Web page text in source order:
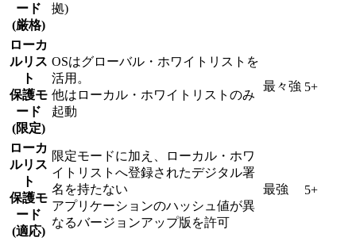
ード
(厳格)
拠)
ローカ
ルリス
ト
保護モ
ード
(限定)
OSはグローバル・ホワイトリストを
活用。
他はローカル・ホワイトリストのみ
起動
最々強 5+
ローカ
ルリス
ト
保護モ
ード
(適応)
限定モードに加え、ローカル・ホワ
イトリストへ登録されたデジタル署
名を持たない
アプリケーションのハッシュ値が異
なるバージョンアップ版を許可
最強 5+